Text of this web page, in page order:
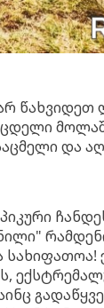
წახვიდეთ
და
სახიფათოა!